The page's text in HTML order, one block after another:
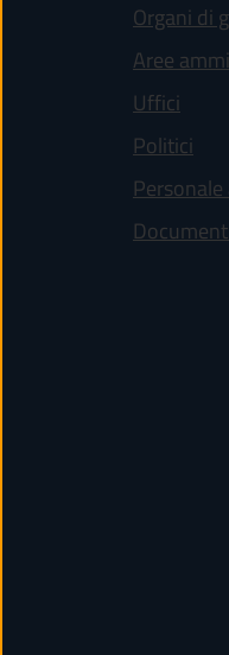
Organi di
Aree
Uffici
Politici